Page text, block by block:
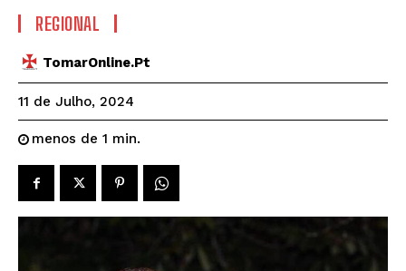
REGIONAL
TomarOnline.pt
11 de Julho, 2024
menos de 1 min.